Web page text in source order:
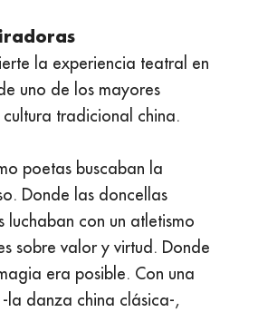
la experiencia teatral en
uno de los mayores
tradicional china.
poetas buscaban la
Donde las doncellas
con un atletismo
sobre valor y virtud. Donde
era posible. Con una
la danza china clásica-,